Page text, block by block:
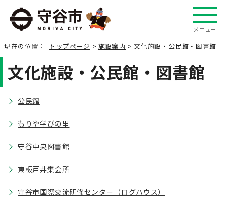
メニュー
現在の位置： トップページ > 施設案内 > 文化施設・公民館・図書館
文化施設・公民館・図書館
公民館
もりや学びの里
守谷中央図書館
東板戸井集会所
守谷市国際交流研修センター（ログハウス）